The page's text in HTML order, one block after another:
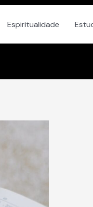
Espiritualidade